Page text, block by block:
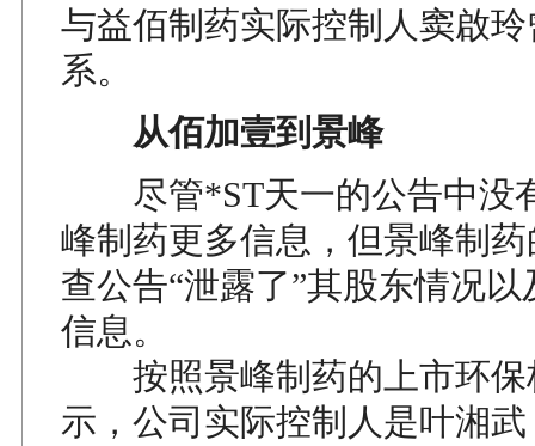
与益佰制药实际控制人窦啟
系。
从佰加壹到景峰
尽管*ST天一的公告中没
峰制药更多信息，但景峰制
查公告“泄露了”其股东情况
信息。
按照景峰制药的上市环保
示，公司实际控制人是叶湘